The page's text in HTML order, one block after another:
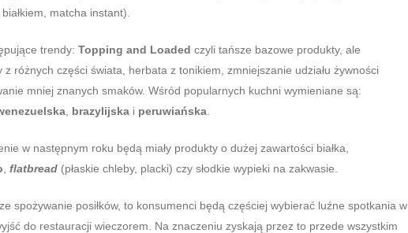
matcha instant).
trendy: Topping and Loaded czyli tańsze bazowe produkty, ale
różnych części świata, herbata z tonikiem, zmniejszanie udziału żywności
mniej znanych smaków. Wśród popularnych kuchni wymieniane są:
brazylijska i peruwiańska
w następnym roku będą miały produkty o dużej zawartości białka,
flatbread (płaskie chleby, placki) czy słodkie wypieki na zakwasie.
spożywanie posiłków, to konsumenci będą częściej wybierać luźne spotkania w
do restauracji wieczorem. Na znaczeniu zyskają przez to przede wszystkim